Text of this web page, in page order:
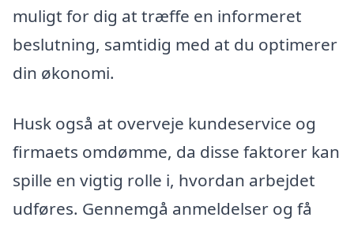
muligt for dig at træffe en informeret
beslutning, samtidig med at du optimerer
din økonomi.
Husk også at overveje kundeservice og
firmaets omdømme, da disse faktorer kan
spille en vigtig rolle i, hvordan arbejdet
udføres. Gennemgå anmeldelser og få